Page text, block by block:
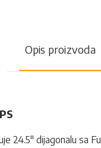
Opis proizvoda
24.5" dijagonalu sa